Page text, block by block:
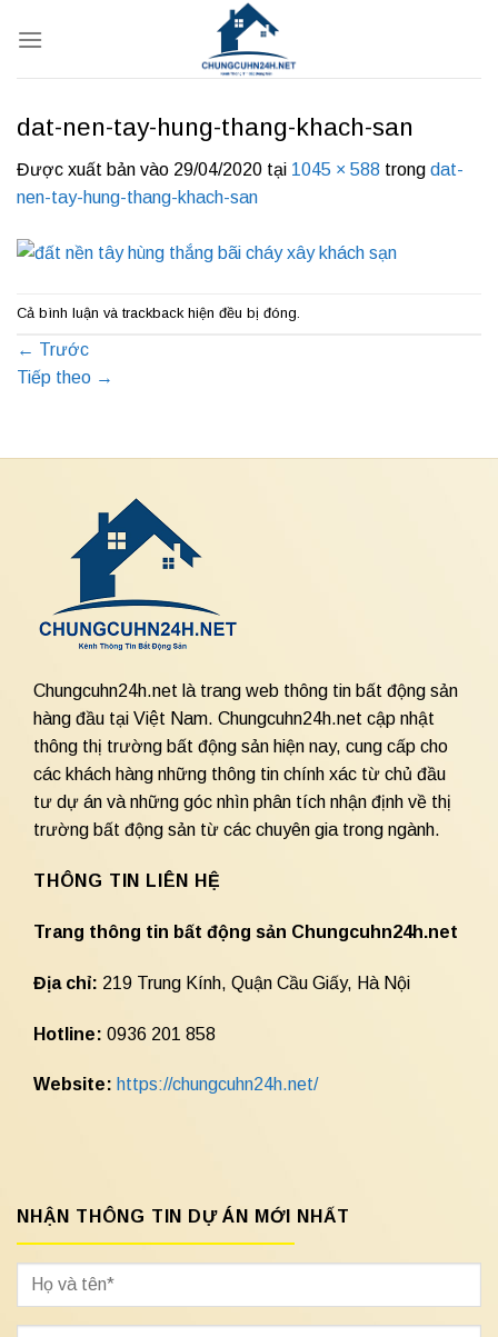
qua
dat-nen-tay-hung-thang-khach-san
Được xuất bản vào 29/04/2020 tại 1045 × 588 trong dat-
nen-tay-hung-thang-khach-san
Cả bình luận và trackback hiện đều bị đóng.
← Trước
Tiếp theo →
Chungcuhn24h.net là trang web thông tin bất động sản
hàng đầu tại Việt Nam. Chungcuhn24h.net cập nhật
thông thị trường bất động sản hiện nay, cung cấp cho
các khách hàng những thông tin chính xác từ chủ đầu
tư dự án và những góc nhìn phân tích nhận định về thị
trường bất động sản từ các chuyên gia trong ngành.
THÔNG TIN LIÊN HỆ
Trang thông tin bất động sản Chungcuhn24h.net
Địa chỉ: 219 Trung Kính, Quận Cầu Giấy, Hà Nội
Hotline: 0936 201 858
Website: https://chungcuhn24h.net/
NHẬN THÔNG TIN DỰ ÁN MỚI NHẤT